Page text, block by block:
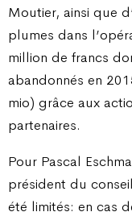
Moutier, ainsi que
plumes dans
million de francs
abandonnés en
mio) grâce aux
partenaires.
Pour Pascal
président du
été limités: en cas